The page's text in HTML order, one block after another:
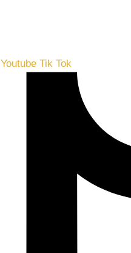
Youtube Tik Tok